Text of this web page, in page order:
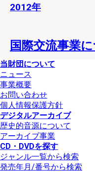
2012年
国際交流事業
当財団について
ニュース
事業概要
お問い合わせ
個人情報保護方針
デジタルアーカイブ
歴史的音源について
アーカイブ事業
CD・DVDを探す
ジャンル一覧から検索
発売年月/番号から検索